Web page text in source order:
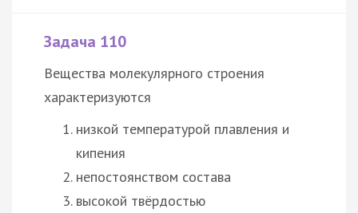
Задача 110
Вещества молекулярного строения
характеризуются
низкой температурой плавления и
кипения
непостоянством состава
высокой твёрдостью